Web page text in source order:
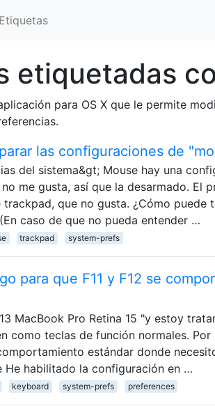
Etiquetas
etiquetadas
para OS X que le permite
las configuraciones de
del sistema&gt; Mouse hay una
me gusta, así que la desarmado. El
trackpad, que no gusta. ¿Cómo
caso de que no pueda entender …
trackpad system-prefs
para que F11 y F12 se
MacBook Pro Retina 15 "y estoy
como teclas de función normales.
estándar donde
He habilitado la configuración en …
keyboard system-prefs preferences